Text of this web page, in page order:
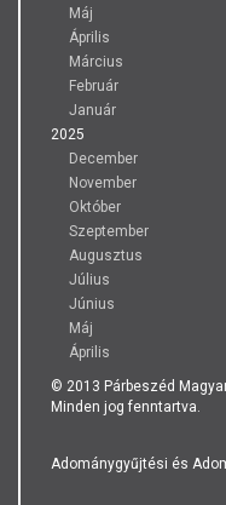
Máj
Április
Március
Február
Január
2025
December
November
Október
Szeptember
Augusztus
Július
Június
Máj
Április
© 2013 Párbeszéd
Minden jog fenntartva.
Adománygyűjtési és